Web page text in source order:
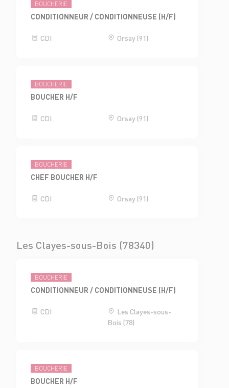
BOUCHERIE
CONDITIONNEUR / CONDITIONNEUSE (H/F)
CDI Orsay (91)
BOUCHERIE
BOUCHER H/F
CDI Orsay (91)
BOUCHERIE
CHEF BOUCHER H/F
CDI Orsay (91)
Les Clayes-sous-Bois (78340)
BOUCHERIE
CONDITIONNEUR / CONDITIONNEUSE (H/F)
CDI
Les Clayes-sous-
Bois (78)
BOUCHERIE
BOUCHER H/F